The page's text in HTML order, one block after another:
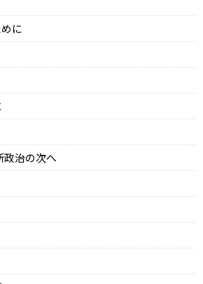
に
政治の次へ